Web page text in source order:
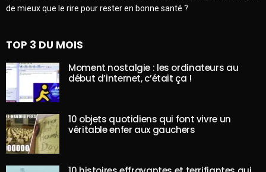
de mieux que le rire pour rester en bonne santé ?
TOP 3 DU MOIS
Moment nostalgie : les ordinateurs au
début d’internet, c’était ça !
10 objets quotidiens qui font vivre un
véritable enfer aux gauchers